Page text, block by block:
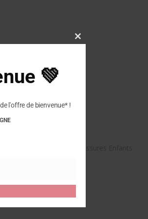
avis sur “Bisgaard – Chaussures Enfants
Close
💚
l'offre de bienvenue* !